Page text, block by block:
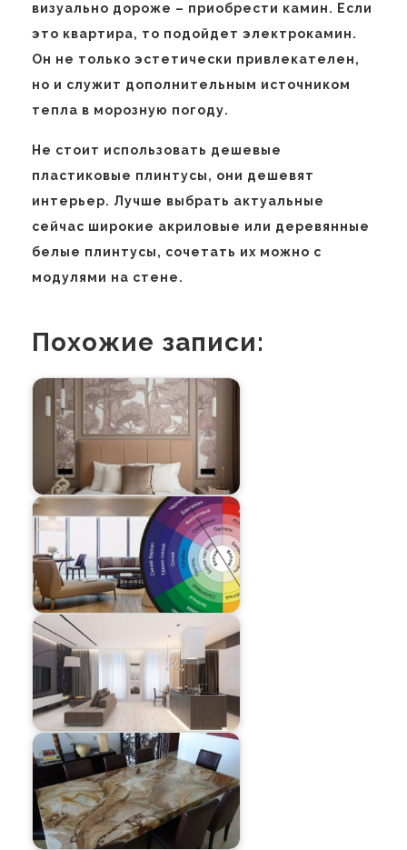
визуально дороже – приобрести камин. Если
это квартира, то подойдет электрокамин.
Он не только эстетически привлекателен,
но и служит дополнительным источником
тепла в морозную погоду.
Не стоит использовать дешевые
пластиковые плинтусы, они дешевят
интерьер. Лучше выбрать актуальные
сейчас широкие акриловые или деревянные
белые плинтусы, сочетать их можно с
модулями на стене.
Похожие записи: